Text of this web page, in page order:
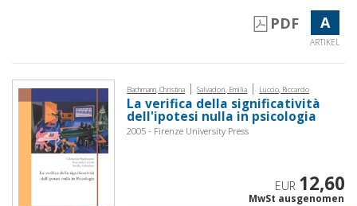
PDF A
ARTIKEL
Bachmann, Christina | Salvadori, Emilia | Luccio, Riccardo
La verifica della significatività
dell'ipotesi nulla in psicologia
2005 - Firenze University Press
EUR 12,60
MwSt ausgenomen